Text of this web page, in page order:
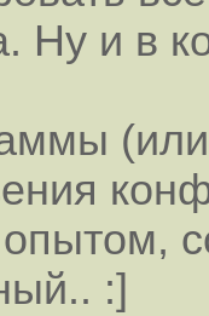
Ну и в
:]